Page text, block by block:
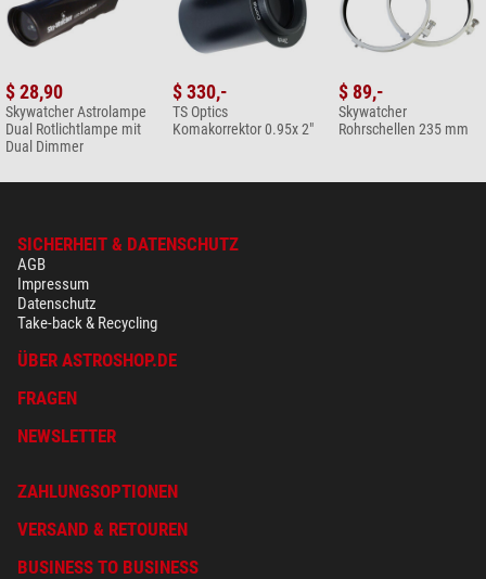
$ 28,90
Skywatcher Astrolampe
Dual Rotlichtlampe mit
Dual Dimmer
$ 330,-
TS Optics
Komakorrektor 0.95x 2"
$ 89,-
Skywatcher
Rohrschellen 235 mm
SICHERHEIT & DATENSCHUTZ
AGB
Impressum
Datenschutz
Take-back & Recycling
ÜBER ASTROSHOP.DE
FRAGEN
NEWSLETTER
ZAHLUNGSOPTIONEN
VERSAND & RETOUREN
BUSINESS TO BUSINESS